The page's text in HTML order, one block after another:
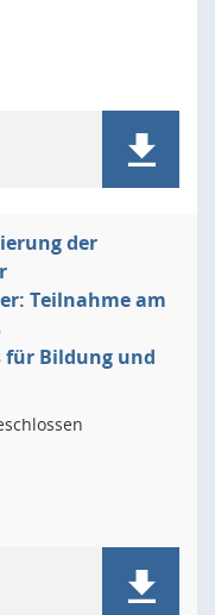
der
Teilnahme am
Bildung und